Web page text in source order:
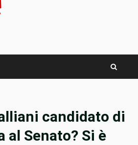
candidato di
al Senato? Si è